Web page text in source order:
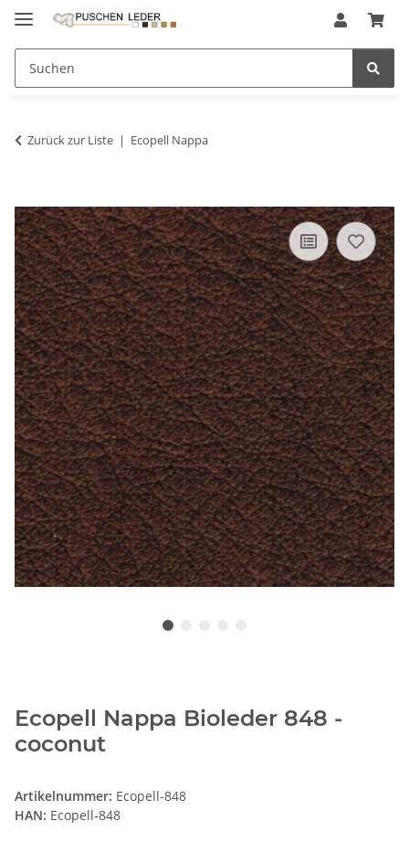
Zurück zur Liste Ecopell Nappa
Ecopell Nappa Bioleder 848 -
coconut
Artikelnummer: Ecopell-848
HAN: Ecopell-848